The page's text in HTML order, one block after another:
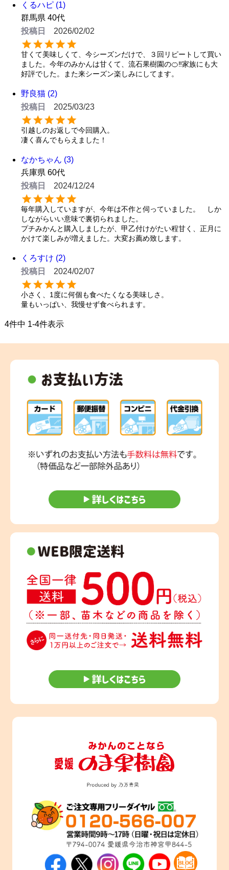
くるハピ 1
群馬県 40代
投稿日
2026/02/02
甘くて美味しくて、今シーズンだけで、３回リピートして買い
ました。今年のみかんは甘くて、流石果樹園の🍊‼️家族にも大
好評でした。また来シーズン楽しみにしてます。
野良猫 2
投稿日
2025/03/23
引越しのお返しで今回購入。
凄く喜んでもらえました！
なかちゃん 3
兵庫県 60代
投稿日
2024/12/24
毎年購入していますが、今年は不作と伺っていました。　しか
しながらいい意味で裏切られました。
プチみかんと購入しましたが、甲乙付けがたい程甘く、正月に
かけて楽しみが増えました。大変お薦め致します。
くろすけ 2
投稿日
2024/02/07
小さく、1度に何個も食べたくなる美味しさ。
量もいっぱい、我慢せず食べられます。
4件中 1-4件表示